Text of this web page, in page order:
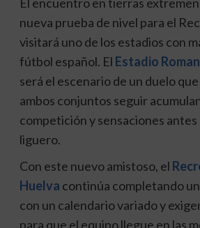
nueva prueba de nivel para el
visitará uno de los estadios con
fútbol español. El Estadio
será el escenario de un duelo
ambos conjuntos seguir
competición y sensaciones
liguero.
Con este nuevo amistoso, el
Huelva continúa completando
con un calendario variado y
para que el equipo llegue en las